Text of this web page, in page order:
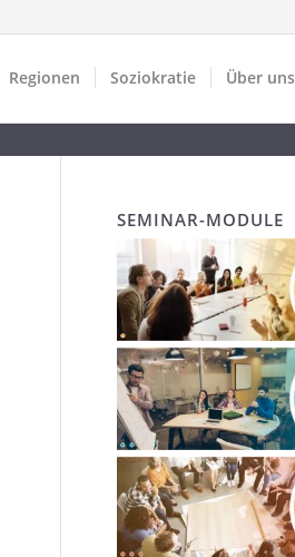
Regionen Soziokratie Über uns
SEMINAR-MODULE